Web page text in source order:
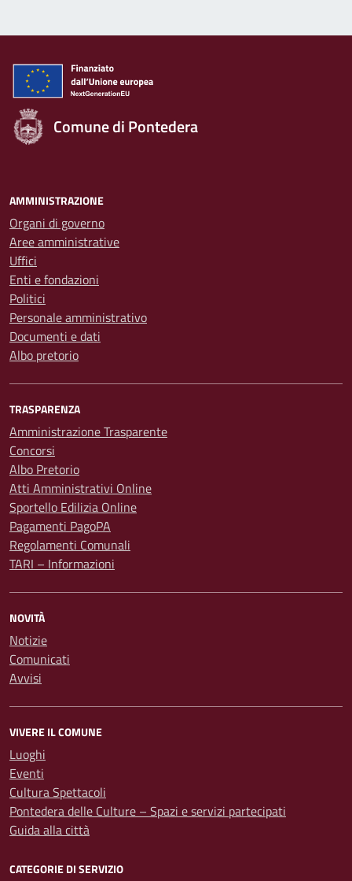
Comune di Pontedera
AMMINISTRAZIONE
Organi di governo
Aree amministrative
Uffici
Enti e fondazioni
Politici
Personale amministrativo
Documenti e dati
Albo pretorio
TRASPARENZA
Amministrazione Trasparente
Concorsi
Albo Pretorio
Atti Amministrativi Online
Sportello Edilizia Online
Pagamenti PagoPA
Regolamenti Comunali
TARI – Informazioni
NOVITÀ
Notizie
Comunicati
Avvisi
VIVERE IL COMUNE
Luoghi
Eventi
Cultura Spettacoli
Pontedera delle Culture – Spazi e servizi partecipati
Guida alla città
CATEGORIE DI SERVIZIO